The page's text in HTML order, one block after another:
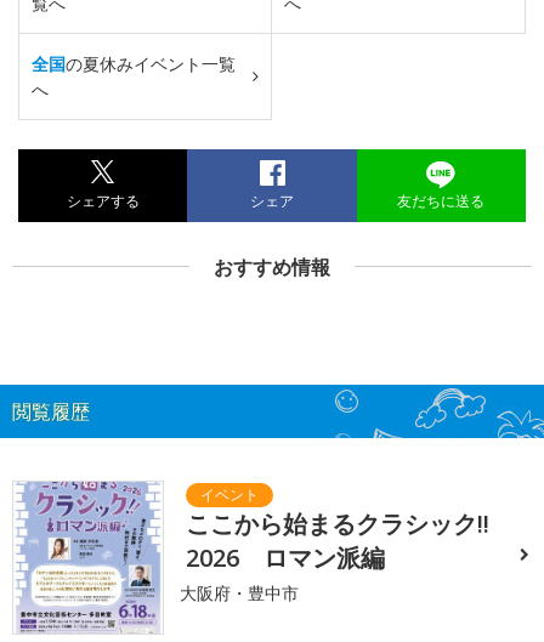
全国の夏休みイベント一覧
へ
シェアする シェア 友だちに送る
おすすめ情報
閲覧履歴
ここから始まるクラシック!!
2026 ロマン派編
大阪府・豊中市